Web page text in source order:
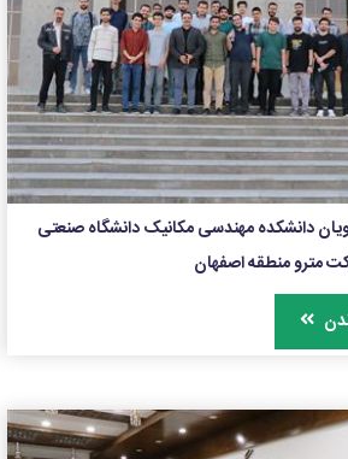
دانشکده مهندسی مکانیک دانشگاه صنعتی
مترو منطقه اصفهان